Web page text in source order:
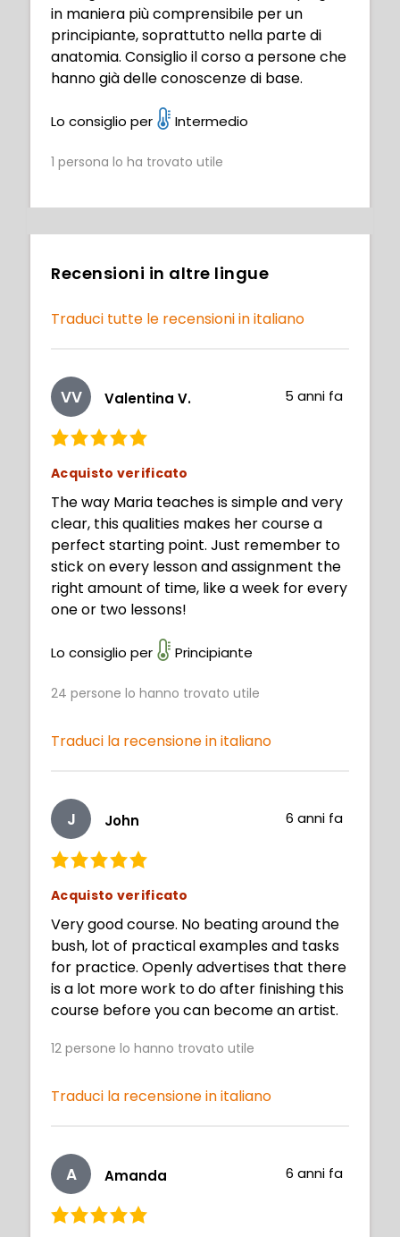
in maniera più comprensibile per un
principiante, soprattutto nella parte di
anatomia. Consiglio il corso a persone che
hanno già delle conoscenze di base.
Lo consiglio per Intermedio
1 persona lo ha trovato utile
Recensioni in altre lingue
Traduci tutte le recensioni in italiano
VV Valentina V. 5 anni fa
Acquisto verificato
The way Maria teaches is simple and very
clear, this qualities makes her course a
perfect starting point. Just remember to
stick on every lesson and assignment the
right amount of time, like a week for every
one or two lessons!
Lo consiglio per Principiante
24 persone lo hanno trovato utile
Traduci la recensione in italiano
J John 6 anni fa
Acquisto verificato
Very good course. No beating around the
bush, lot of practical examples and tasks
for practice. Openly advertises that there
is a lot more work to do after finishing this
course before you can become an artist.
12 persone lo hanno trovato utile
Traduci la recensione in italiano
A Amanda 6 anni fa